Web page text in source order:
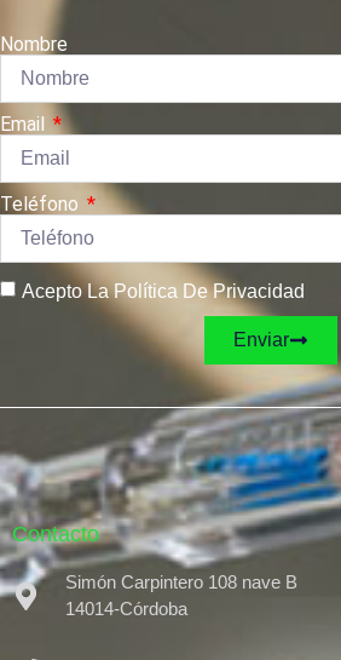
Nombre
Email
Teléfono
Acepto La Política De Privacidad
Enviar
Contacto
Simón Carpintero 108 nave B
14014-Córdoba